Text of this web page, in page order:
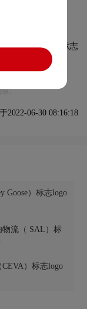
明出处为诗宸标志
除。
2022-06-30 08:16:18
Goose）标志logo
物流（ SAL）标
）标志logo